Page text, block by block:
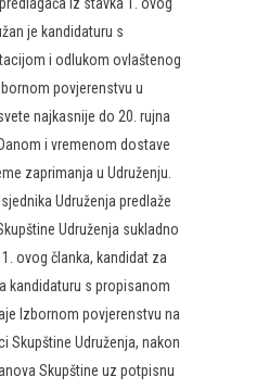
je kandidaturu s
i odlukom ovlaštenog
povjerenstvu u
najkasnije do 20. rujna
i vremenom dostave
zaprimanja u Udruženju.
Udruženja predlaže
Udruženja sukladno
ovog članka, kandidat za
kandidaturu s propisanom
Izbornom povjerenstvu na
Skupštine Udruženja, nakon
Skupštine uz potpisnu